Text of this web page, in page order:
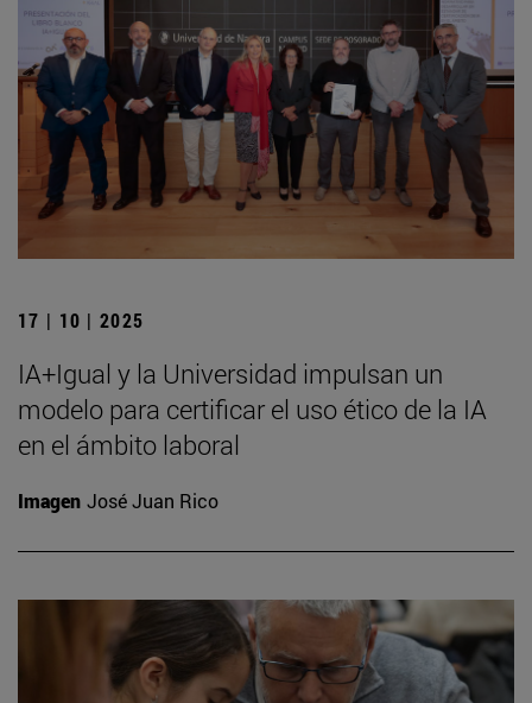
17 | 10 | 2025
IA+Igual y la Universidad impulsan un
modelo para certificar el uso ético de la IA
en el ámbito laboral
Imagen José Juan Rico